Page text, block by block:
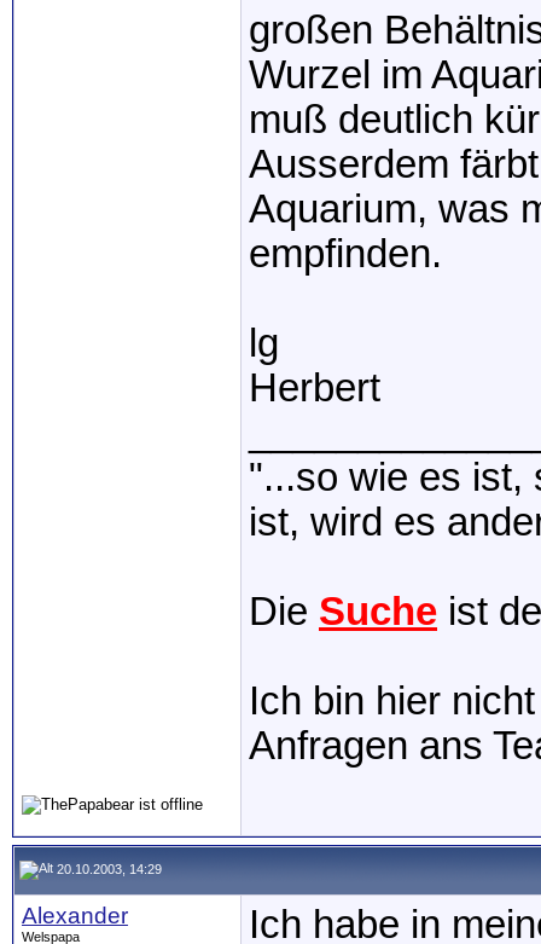
großen
Wurzel im
muß deutlich
Ausserdem
Aquarium, was
empfinden.
lg
Herbert
"...so wie es ist,
ist, wird es
Die Suche ist
Ich bin hier
Anfragen ans
20.10.2003, 14:29
Alexander
Welspapa Ich habe in